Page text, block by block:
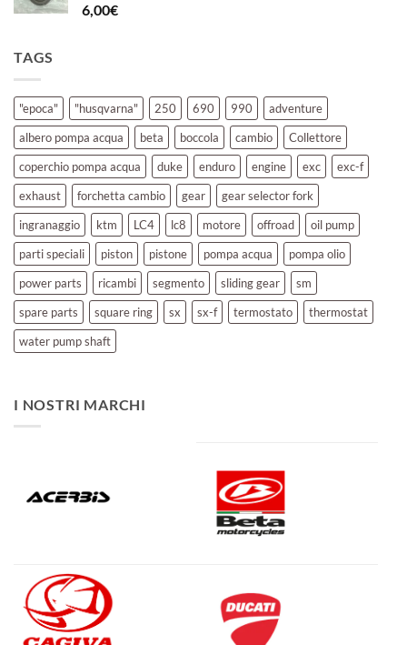
6,00€
TAGS
"epoca" "husqvarna" 250 690 990
adventure
albero pompa acqua
beta boccola cambio
Collettore
coperchio pompa acqua
duke enduro engine exc
exc-f
exhaust
forchetta cambio gear
gear selector fork
ingranaggio
ktm LC4 lc8 motore offroad
oil pump
parti speciali
piston pistone pompa acqua
pompa olio
power parts
ricambi segmento sliding gear
sm
spare parts
square ring sx sx-f termostato
thermostat
water pump shaft
I NOSTRI MARCHI